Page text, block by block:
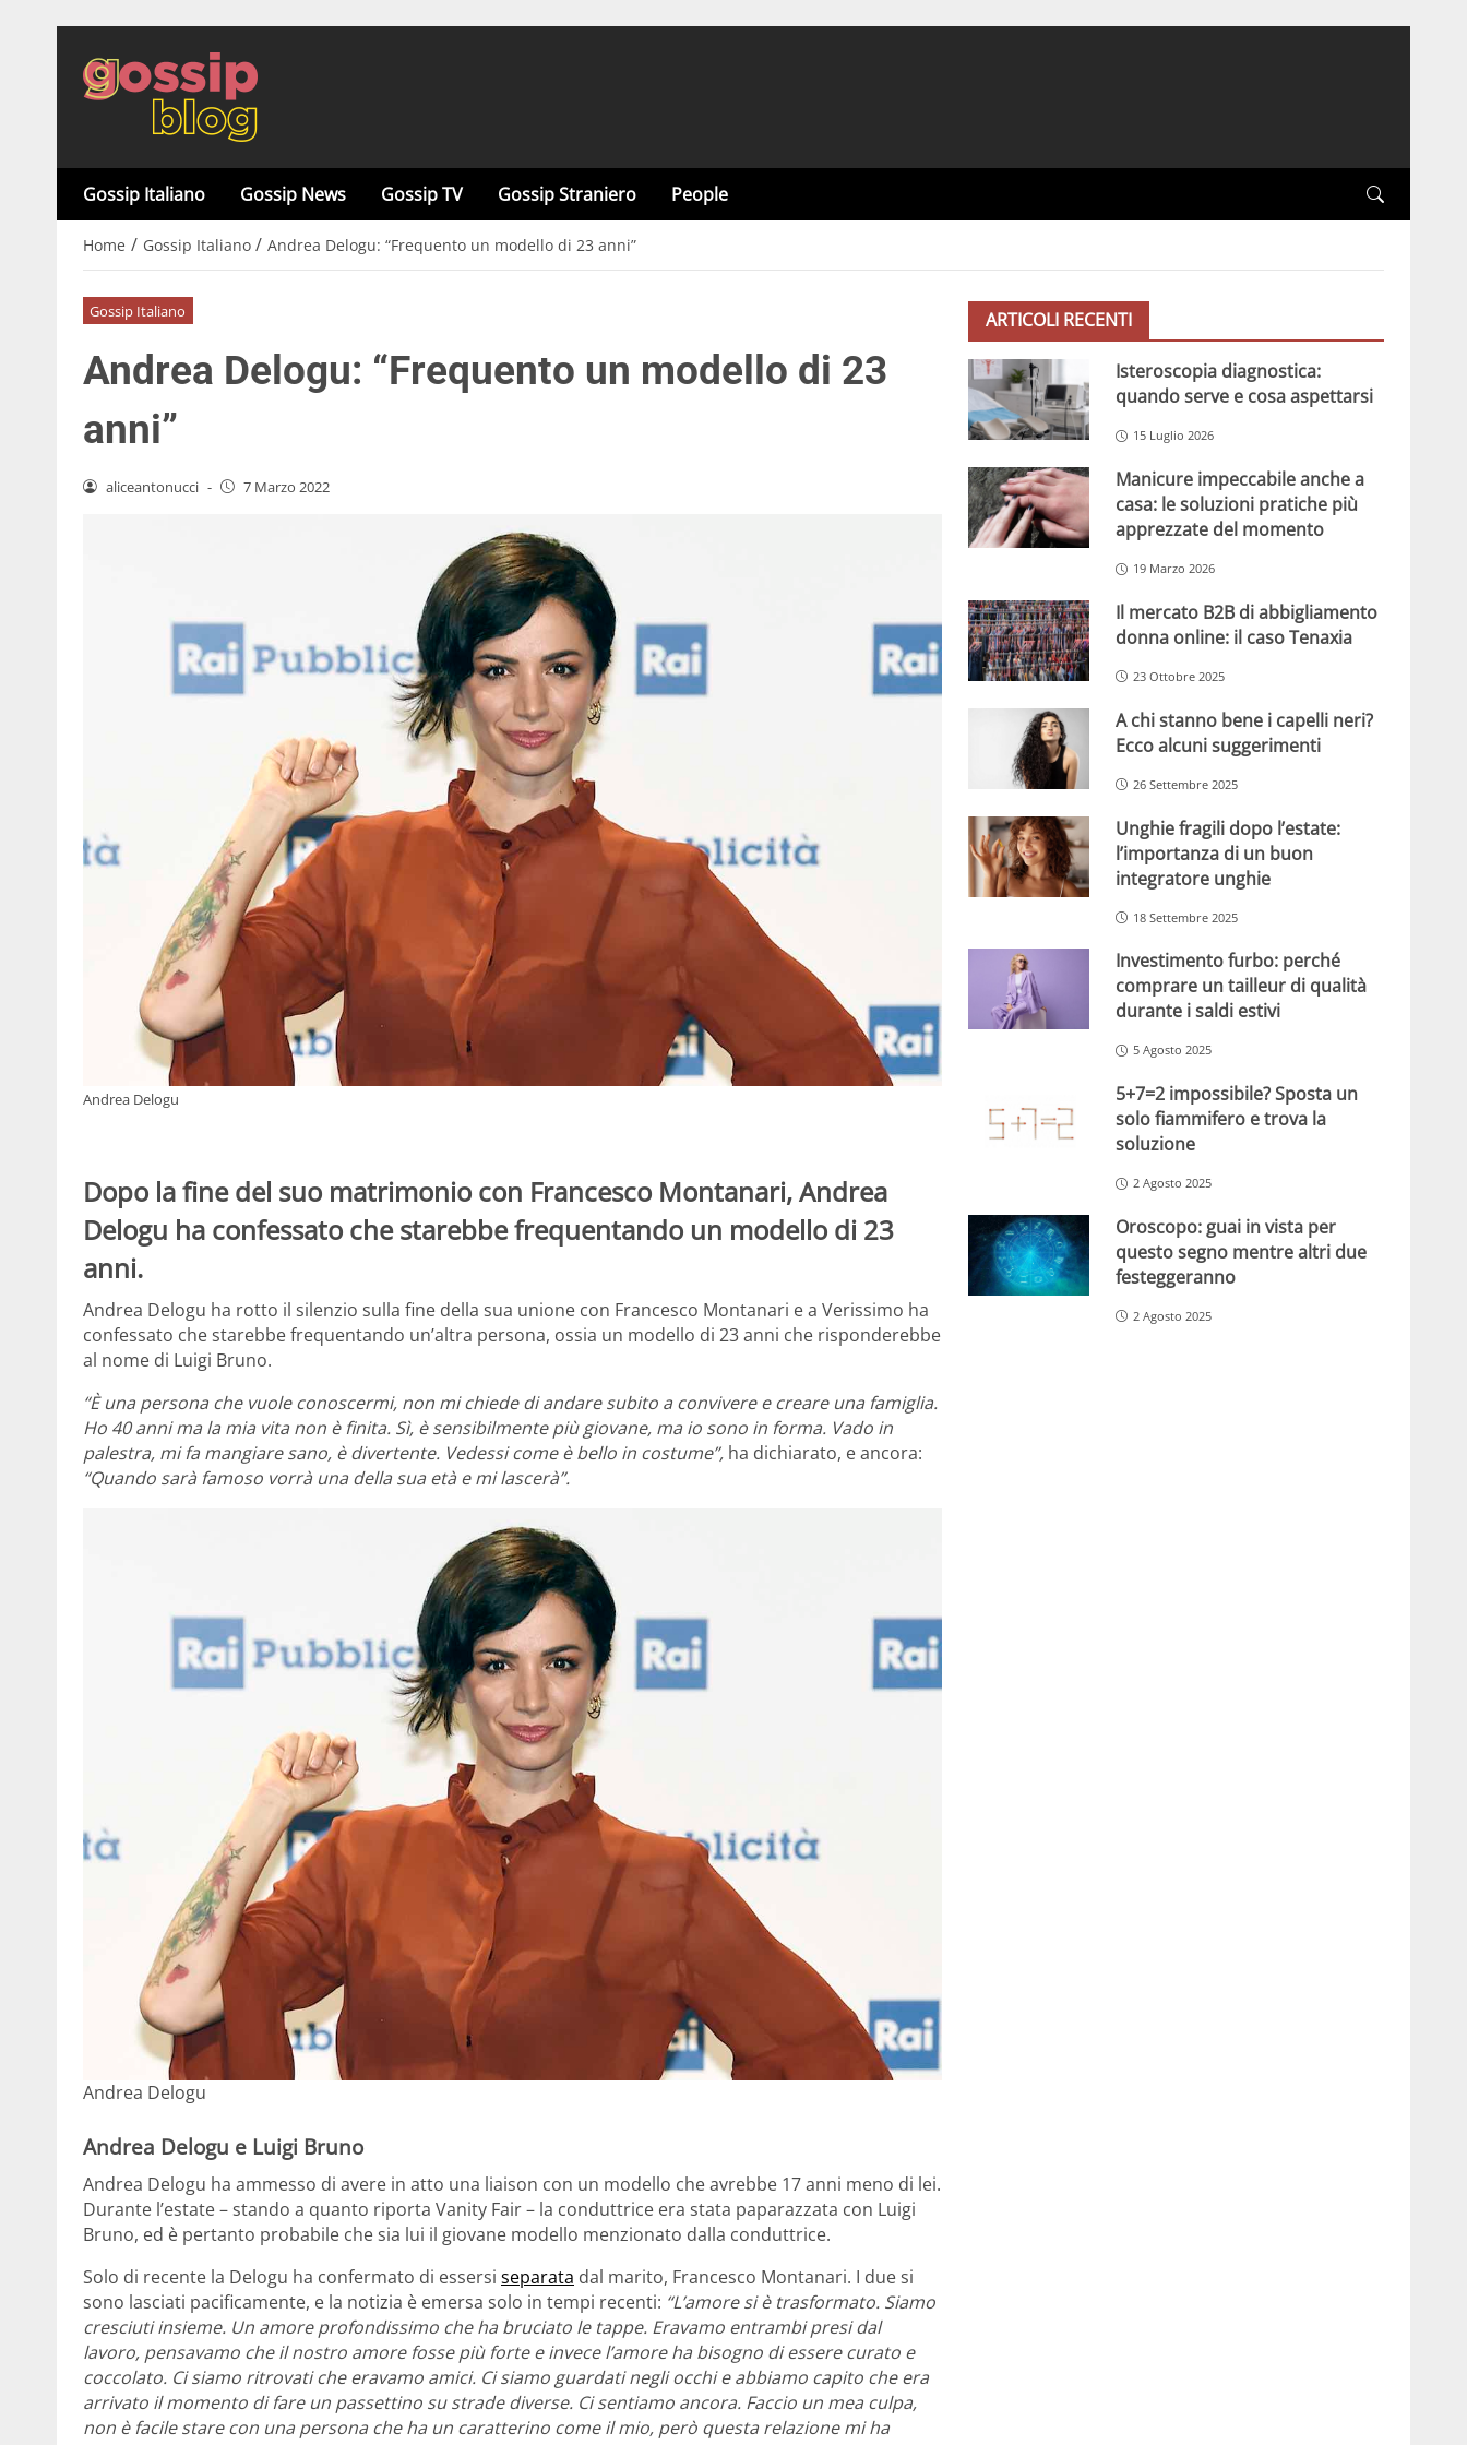
Gossip Italiano Gossip News Gossip TV Gossip Straniero People
Home / Gossip Italiano / Andrea Delogu: “Frequento un modello di 23 anni”
Gossip Italiano
Andrea Delogu: “Frequento un modello di 23
anni”
aliceantonucci - 7 Marzo 2022
Andrea Delogu
Dopo la fine del suo matrimonio con Francesco Montanari, Andrea
Delogu ha confessato che starebbe frequentando un modello di 23
anni.
Andrea Delogu ha rotto il silenzio sulla fine della sua unione con Francesco Montanari e a Verissimo ha
confessato che starebbe frequentando un’altra persona, ossia un modello di 23 anni che risponderebbe
al nome di Luigi Bruno.
“È una persona che vuole conoscermi, non mi chiede di andare subito a convivere e creare una famiglia.
Ho 40 anni ma la mia vita non è finita. Sì, è sensibilmente più giovane, ma io sono in forma. Vado in
palestra, mi fa mangiare sano, è divertente. Vedessi come è bello in costume”, ha dichiarato, e ancora:
“Quando sarà famoso vorrà una della sua età e mi lascerà”.
Andrea Delogu
Andrea Delogu e Luigi Bruno
Andrea Delogu ha ammesso di avere in atto una liaison con un modello che avrebbe 17 anni meno di lei.
Durante l’estate – stando a quanto riporta Vanity Fair – la conduttrice era stata paparazzata con Luigi
Bruno, ed è pertanto probabile che sia lui il giovane modello menzionato dalla conduttrice.
Solo di recente la Delogu ha confermato di essersi separata dal marito, Francesco Montanari. I due si
sono lasciati pacificamente, e la notizia è emersa solo in tempi recenti: “L’amore si è trasformato. Siamo
cresciuti insieme. Un amore profondissimo che ha bruciato le tappe. Eravamo entrambi presi dal
lavoro, pensavamo che il nostro amore fosse più forte e invece l’amore ha bisogno di essere curato e
coccolato. Ci siamo ritrovati che eravamo amici. Ci siamo guardati negli occhi e abbiamo capito che era
arrivato il momento di fare un passettino su strade diverse. Ci sentiamo ancora. Faccio un mea culpa,
non è facile stare con una persona che ha un caratterino come il mio, però questa relazione mi ha
ARTICOLI RECENTI
Isteroscopia diagnostica:
quando serve e cosa aspettarsi
15 Luglio 2026
Manicure impeccabile anche a
casa: le soluzioni pratiche più
apprezzate del momento
19 Marzo 2026
Il mercato B2B di abbigliamento
donna online: il caso Tenaxia
23 Ottobre 2025
A chi stanno bene i capelli neri?
Ecco alcuni suggerimenti
26 Settembre 2025
Unghie fragili dopo l’estate:
l’importanza di un buon
integratore unghie
18 Settembre 2025
Investimento furbo: perché
comprare un tailleur di qualità
durante i saldi estivi
5 Agosto 2025
5+7=2 impossibile? Sposta un
solo fiammifero e trova la
soluzione
2 Agosto 2025
Oroscopo: guai in vista per
questo segno mentre altri due
festeggeranno
2 Agosto 2025